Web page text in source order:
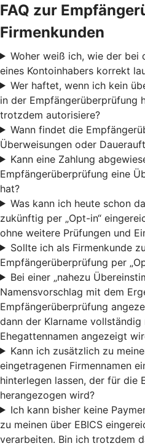
FAQ zur
Firmenkunden
Woher weiß ich, wie der bei
eines Kontoinhabers korrekt
Wer haftet, wenn ich kein
in der Empfängerüberprüfung
trotzdem autorisiere?
Wann findet die
Überweisungen oder
Kann eine Zahlung
Empfängerüberprüfung eine
hat?
Was kann ich heute schon
zukünftig per „Opt-in“
ohne weitere Prüfungen und
Sollte ich als Firmenkunde
Empfängerüberprüfung per
Bei einer „nahezu
Namensvorschlag mit dem
Empfängerüberprüfung
dann der Klarname
Ehegattennamen angezeigt
Kann ich zusätzlich zu
eingetragenen Firmennamen
hinterlegen lassen, der für die
herangezogen wird?
Ich kann bisher keine
zu meinen über EBICS
verarbeiten. Bin ich trotzdem